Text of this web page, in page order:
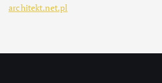
architekt.net.pl